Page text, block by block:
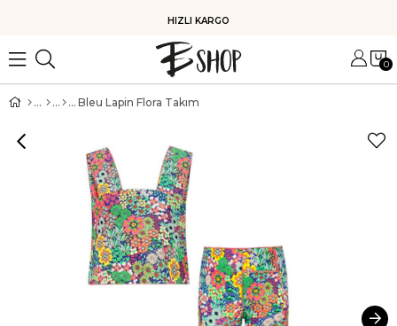
HIZLI KARGO
0
Bleu Lapin Flora Takım